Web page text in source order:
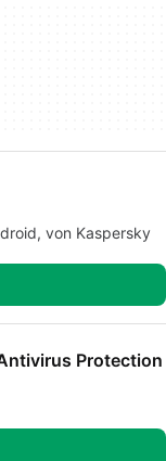
von Kaspersky
Protection